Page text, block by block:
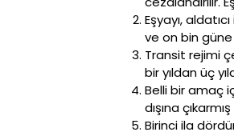
Eşyayı,
ve on bin güne
Transit rejimi
bir yıldan üç
Belli bir amaç
dışına
Birinci ila